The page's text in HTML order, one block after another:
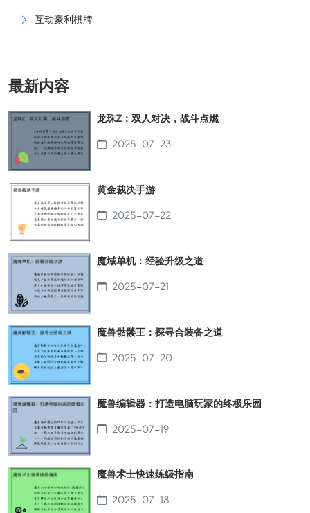
互动豪利棋牌
最新内容
龙珠Z：双人对决，战斗点燃
2025-07-23
黄金裁决手游
2025-07-22
魔域单机：经验升级之道
2025-07-21
魔兽骷髅王：探寻合装备之道
2025-07-20
魔兽编辑器：打造电脑玩家的终极乐园
2025-07-19
魔兽术士快速练级指南
2025-07-18